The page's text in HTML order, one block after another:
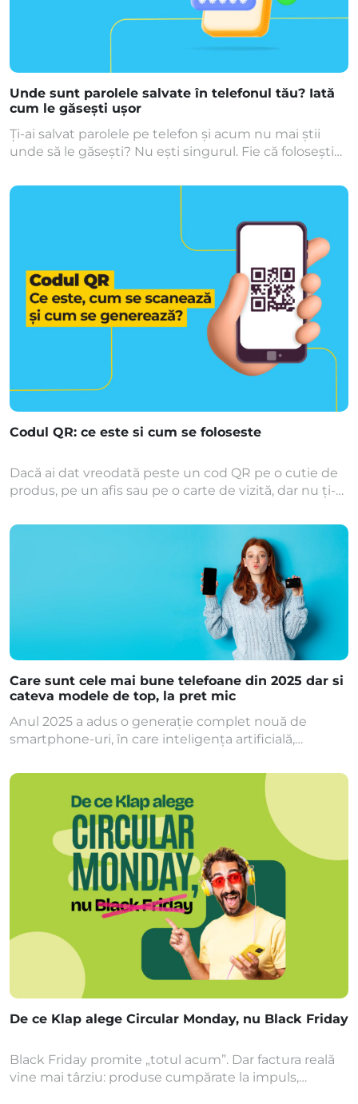
Unde sunt parolele salvate în telefonul tău? Iată
cum le găsești ușor
Ți-ai salvat parolele pe telefon și acum nu mai știi
unde să le găsești? Nu ești singurul. Fie că folosești
automat, iar accesarea lor este mai simplă decât
vedea parolele salvate în telefon, dar și […]
Codul QR: ce este si cum se foloseste
Dacă ai dat vreodată peste un cod QR pe o cutie de
produs, pe un afis sau pe o carte de vizită, dar nu ți-a
Codurile QR sunt peste tot în jurul nostru, în special
de când folosim tot mai des telefonul pentru plăți, […]
Care sunt cele mai bune telefoane din 2025 dar si
cateva modele de top, la pret mic
Anul 2025 a adus o generație complet nouă de
smartphone-uri, în care inteligența artificială,
noi standarde. În același timp, segmentul de
telefoane ieftine și mid-range a devenit mai
competitiv ca niciodată, iar dispozitivele
recondiționate reprezintă o alegere inteligentă
pentru cei care vor performanță la preț redus. În
acest articol, […]
De ce Klap alege Circular Monday, nu Black Friday
Black Friday promite „totul acum”. Dar factura reală
vine mai târziu: produse cumpărate la impuls,